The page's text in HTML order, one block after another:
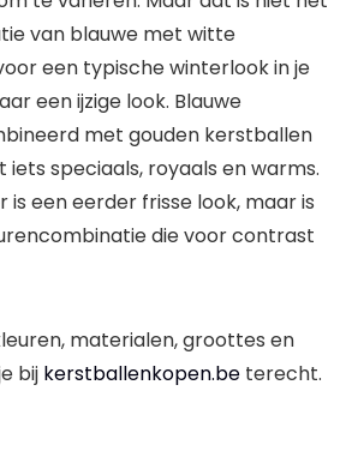
van blauwe met witte
een typische winterlook in je
een ijzige look. Blauwe
met gouden kerstballen
speciaals, royaals en warms.
is een eerder frisse look, maar is
die voor contrast
materialen, groottes en
bij kerstballenkopen.be terecht.